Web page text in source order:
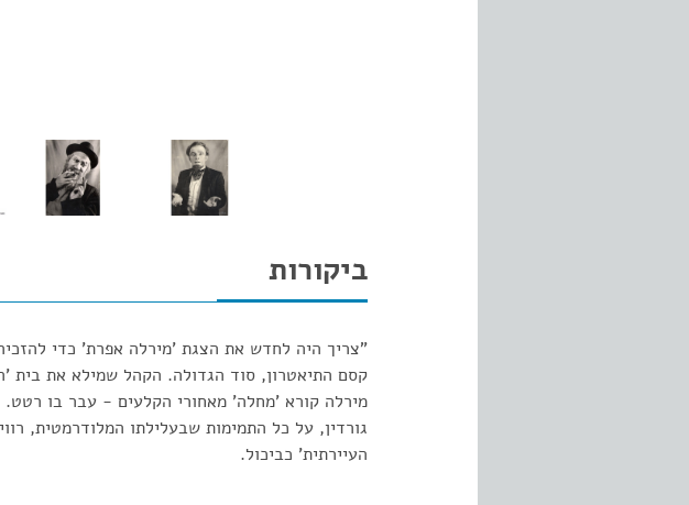
ביקורות
"צריך היה לחדש את הצגת 'מירלה אפרת' כדי
קסם התיאטרון, סוד הגדולה. הקהל שמילא את
מירלה קורא 'מחלה' מאחורי הקלעים - עבר בו
גורדין, על כל התמימות שבעלילתו המלודרמטית,
העיירתית' כביכול.